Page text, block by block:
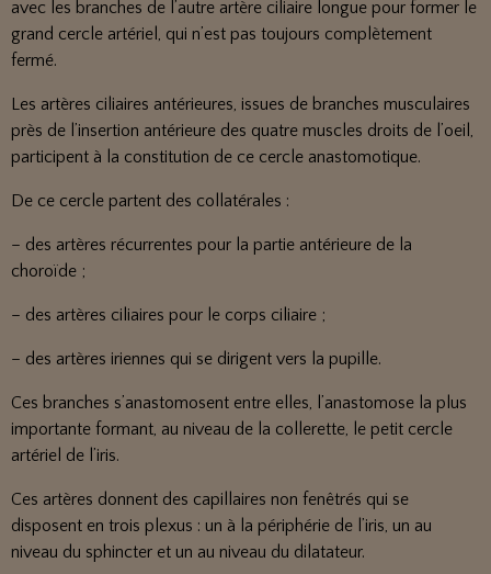
avec les branches de l’autre artère ciliaire longue pour former le
grand cercle artériel, qui n’est pas toujours complètement
fermé.
Les artères ciliaires antérieures, issues de branches musculaires
près de l’insertion antérieure des quatre muscles droits de l’oeil,
participent à la constitution de ce cercle anastomotique.
De ce cercle partent des collatérales :
– des artères récurrentes pour la partie antérieure de la
choroïde ;
– des artères ciliaires pour le corps ciliaire ;
– des artères iriennes qui se dirigent vers la pupille.
Ces branches s’anastomosent entre elles, l’anastomose la plus
importante formant, au niveau de la collerette, le petit cercle
artériel de l’iris.
Ces artères donnent des capillaires non fenêtrés qui se
disposent en trois plexus : un à la périphérie de l’iris, un au
niveau du sphincter et un au niveau du dilatateur.